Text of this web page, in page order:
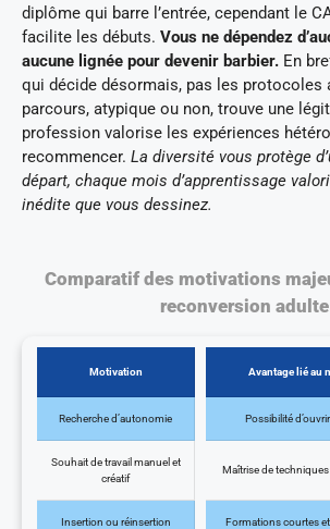
diplôme qui barre l’entrée, cependant le
facilite les débuts. Vous ne dépendez
aucune lignée pour devenir barbier. En
qui décide désormais, pas les protocoles
parcours, atypique ou non, trouve une
profession valorise les expériences
recommencer. La diversité vous protège
départ, chaque mois d’apprentissage
inédite que vous dessinez.
Comparatif des motivations
reconversion adulte
Motivation Avantage lié au
Recherche d’autonomie Possibilité
Souhait de travail manuel et
créatif
Maîtrise de
Insertion ou réinsertion
Formations courtes